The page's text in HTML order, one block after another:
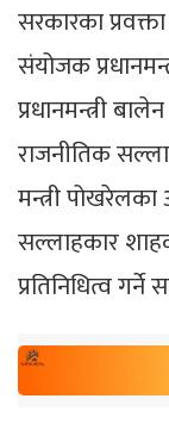
सरकारका
संयोजक
प्रधानमन्त्री
राजनीतिक
मन्त्री पोखरेलका
सल्लाहकार
प्रतिनिधित्व